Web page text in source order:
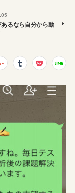
るなら自分から動